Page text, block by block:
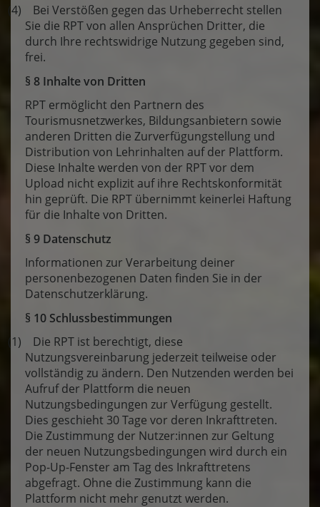
(4) Bei Verstößen gegen das Urheberrecht stellen
Sie die RPT von allen Ansprüchen Dritter, die
durch Ihre rechtswidrige Nutzung gegeben sind,
frei.
§ 8 Inhalte von Dritten
RPT ermöglicht den Partnern des
Tourismusnetzwerkes, Bildungsanbietern sowie
anderen Dritten die Zurverfügungstellung und
Distribution von Lehrinhalten auf der Plattform.
Diese Inhalte werden von der RPT vor dem
Upload nicht explizit auf ihre Rechtskonformität
hin geprüft. Die RPT übernimmt keinerlei Haftung
für die Inhalte von Dritten.
§ 9 Datenschutz
Informationen zur Verarbeitung deiner
personenbezogenen Daten finden Sie in der
Datenschutzerklärung.
§ 10 Schlussbestimmungen
(1) Die RPT ist berechtigt, diese
Nutzungsvereinbarung jederzeit teilweise oder
vollständig zu ändern. Den Nutzenden werden bei
Aufruf der Plattform die neuen
Nutzungsbedingungen zur Verfügung gestellt.
Dies geschieht 30 Tage vor deren Inkrafttreten.
Die Zustimmung der Nutzer:innen zur Geltung
der neuen Nutzungsbedingungen wird durch ein
Pop-Up-Fenster am Tag des Inkrafttretens
abgefragt. Ohne die Zustimmung kann die
Plattform nicht mehr genutzt werden.